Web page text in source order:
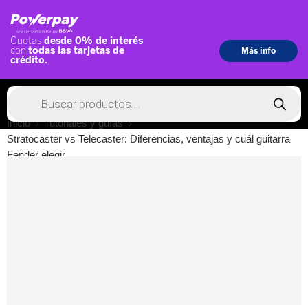
Inicio
Tutoriales y guías
Stratocaster vs Telecaster: Diferencias, ventajas y cuál guitarra
Fender elegir